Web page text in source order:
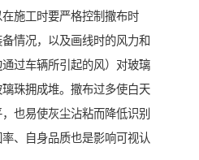
施工时要严格控制撒布时
情况，以及画线时的风力和
过车辆所引起的风）对玻璃
珠拥成堆。撒布过多使白天
也易使灰尘沾粘而降低识别
、自身品质也是影响可视认